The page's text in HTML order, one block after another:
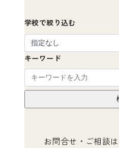
学校で絞り込む
キーワード
お問合せ・ご相談